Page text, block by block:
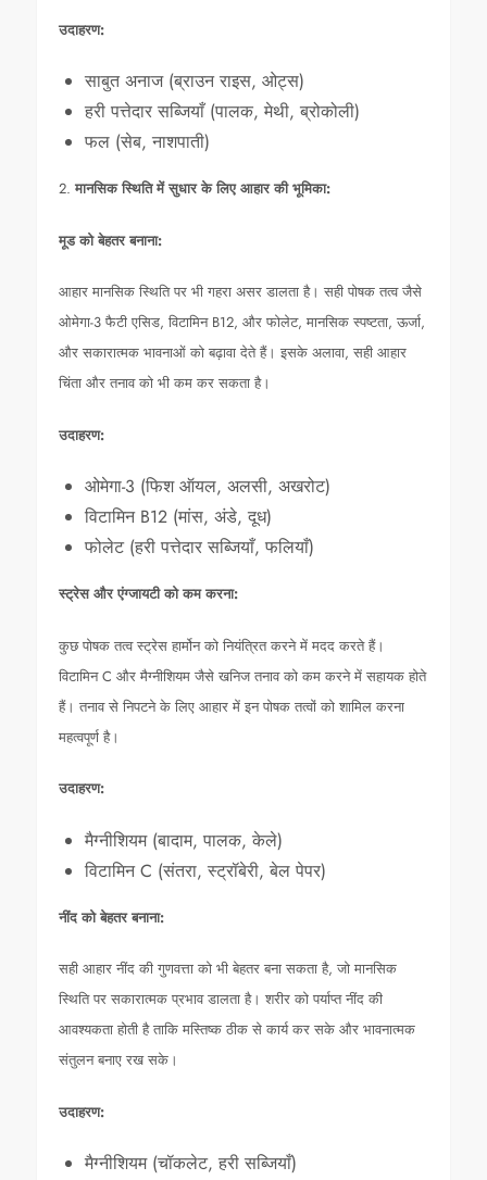
उदाहरण:
साबुत अनाज (ब्राउन राइस, ओट्स)
हरी पत्तेदार सब्जियाँ (पालक, मेथी, ब्रोकोली)
फल (सेब, नाशपाती)
2.मानसिक स्थिति में सुधार के लिए आहार की भूमिका:
मूड को बेहतर बनाना:
आहार मानसिक स्थिति पर भी गहरा असर डालता है। सही पोषक तत्व जैसे
ओमेगा-3 फैटी एसिड, विटामिन B12, और फोलेट, मानसिक स्पष्टता, ऊर्जा,
और सकारात्मक भावनाओं को बढ़ावा देते हैं। इसके अलावा, सही आहार
चिंता और तनाव को भी कम कर सकता है।
उदाहरण:
ओमेगा-3 (फिश ऑयल, अलसी, अखरोट)
विटामिन B12 (मांस, अंडे, दूध)
फोलेट (हरी पत्तेदार सब्जियाँ, फलियाँ)
स्ट्रेस और एंग्जायटी को कम करना:
कुछ पोषक तत्व स्ट्रेस हार्मोन को नियंत्रित करने में मदद करते हैं।
विटामिन C और मैग्नीशियम जैसे खनिज तनाव को कम करने में सहायक होते
हैं। तनाव से निपटने के लिए आहार में इन पोषक तत्वों को शामिल करना
महत्वपूर्ण है।
उदाहरण:
मैग्नीशियम (बादाम, पालक, केले)
विटामिन C (संतरा, स्ट्रॉबेरी, बेल पेपर)
नींद को बेहतर बनाना:
सही आहार नींद की गुणवत्ता को भी बेहतर बना सकता है, जो मानसिक
स्थिति पर सकारात्मक प्रभाव डालता है। शरीर को पर्याप्त नींद की
आवश्यकता होती है ताकि मस्तिष्क ठीक से कार्य कर सके और भावनात्मक
संतुलन बनाए रख सके।
उदाहरण:
मैग्नीशियम (चॉकलेट, हरी सब्जियाँ)